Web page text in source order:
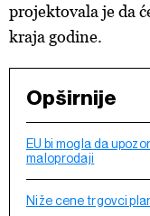
projektovala je da
kraja godine.
Opširnije
EU bi mogla da
maloprodaji
Niže cene trgovci